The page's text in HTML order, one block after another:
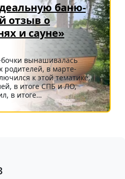
баню-
отзыв о
и сауне»
вынашивалась
родителей, в марте-
к этой тематике,
в итоге СПБ и ЛО,
в итоге…